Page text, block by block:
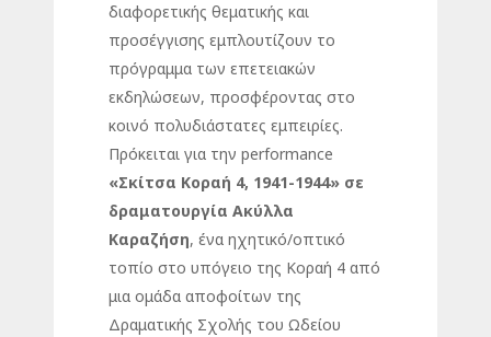
διαφορετικής θεματικής και
προσέγγισης εμπλουτίζουν το
πρόγραμμα των επετειακών
εκδηλώσεων, προσφέροντας στο
κοινό πολυδιάστατες εμπειρίες.
Πρόκειται για την performance
«Σκίτσα Κοραή 4, 1941-1944» σε
δραματουργία Ακύλλα
Καραζήση, ένα ηχητικό/οπτικό
τοπίο στο υπόγειο της Κοραή 4 από
μια ομάδα αποφοίτων της
Δραματικής Σχολής του Ωδείου